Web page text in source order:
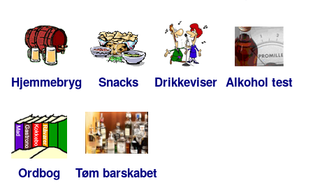
Hjemmebryg Snacks Drikkeviser Alkohol test
Ordbog Tøm barskabet